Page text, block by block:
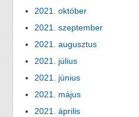
2021. október
2021. szeptember
2021. augusztus
2021. július
2021. június
2021. május
2021. április